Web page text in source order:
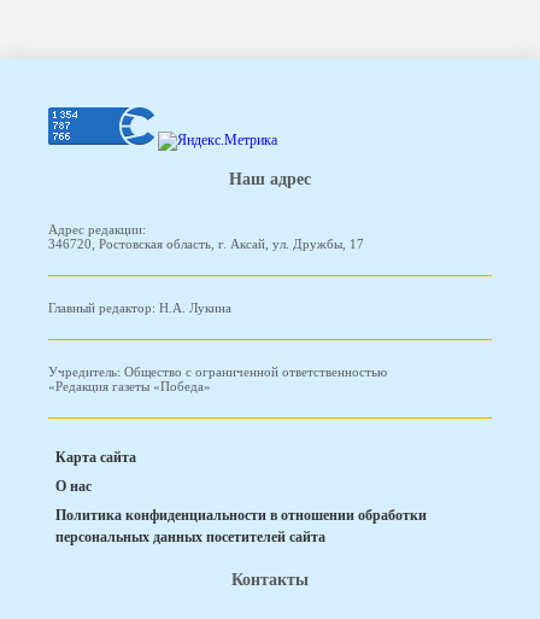
Наш адрес
Адрес редакции:
346720, Ростовская область, г. Аксай, ул. Дружбы, 17
Главный редактор: Н.А. Лукина
Учредитель: Общество с ограниченной ответственностью
«Редакция газеты «Победа»
Карта сайта
О нас
Политика конфиденциальности в отношении обработки
персональных данных посетителей сайта
Контакты